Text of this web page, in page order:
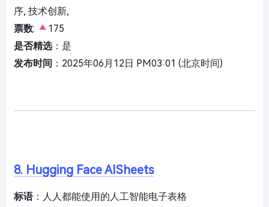
序, 技术创新,
票数:
175
是否精选：是
发布时间 ：2025年06月12日 PM03:01 (北京时间)
8. Hugging Face AISheets
标语：人人都能使用的人工智能电子表格